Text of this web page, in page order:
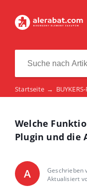
Startseite →
Welche
Plugin und die
A Geschrieben
Aktualisiert